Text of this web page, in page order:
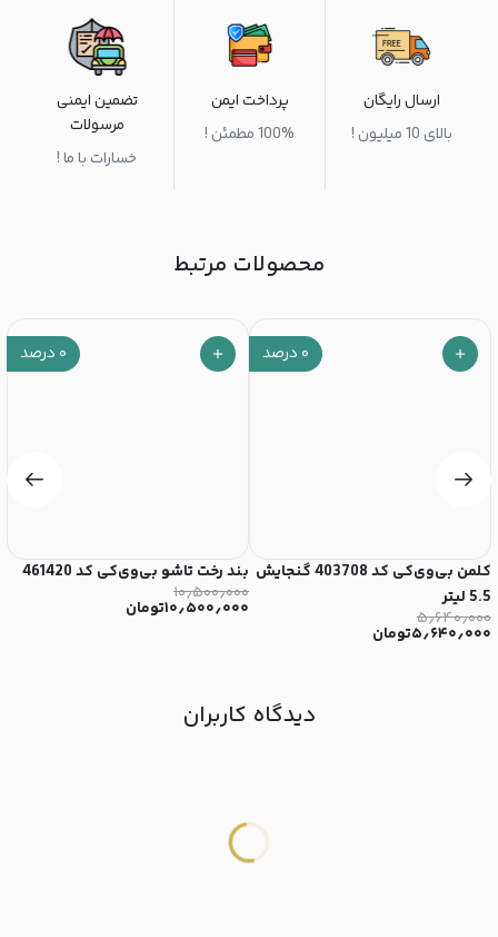
ارسال رایگان
بالای 10 میلیون !
پرداخت ایمن
100% مطمئن !
تضمین ایمنی
مرسولات
خسارات با ما !
محصولات مرتبط
۰ درصد
کلمن بی‌وی‌کی کد 403708 گنجایش
5.5 لیتر
۵٫۶۴۰٫۰۰۰
۵٫۶۴۰٫۰۰۰تومان
۰ درصد
بند رخت تاشو بی‌وی‌کی کد 461420
۱۰٫۵۰۰٫۰۰۰
۱۰٫۵۰۰٫۰۰۰تومان
دیدگاه کاربران